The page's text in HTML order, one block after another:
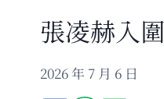
張凌赫入
2026 年 7 月 6 日